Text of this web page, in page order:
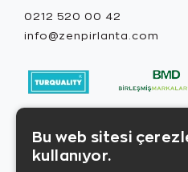
0212 520 00 42
info@zenpirlanta.com
Bu web sitesi
kullanıyor.